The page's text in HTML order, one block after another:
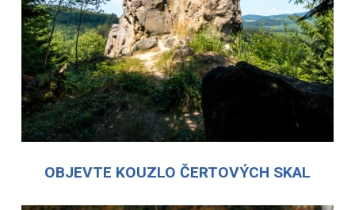
OBJEVTE KOUZLO ČERTOVÝCH SKAL